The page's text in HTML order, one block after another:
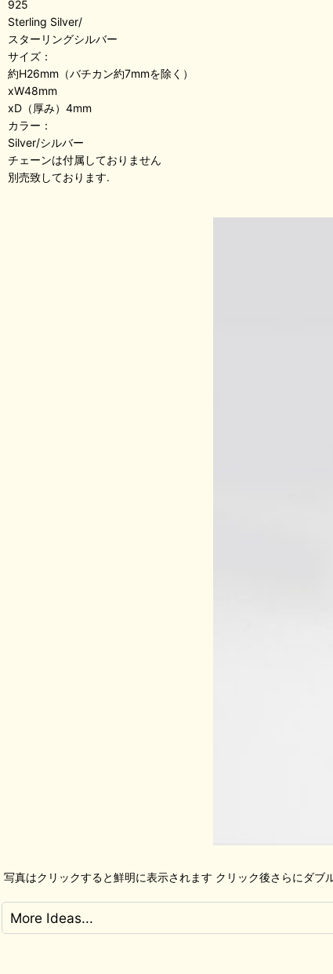
925
Sterling Silver/
スターリングシルバー
サイズ：
約H26mm（バチカン約7mmを除く）
xW48mm
xD（厚み）4mm
カラー：
Silver/シルバー
チェーンは付属しておりません
別売致しております.
写真はクリックすると鮮明に表示されます クリック後さらにダブ
More Ideas...